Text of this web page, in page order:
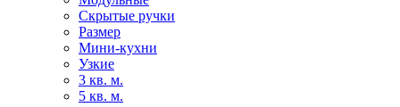
Скрытые ручки
Размер
Мини-кухни
Узкие
3 кв. м.
5 кв. м.